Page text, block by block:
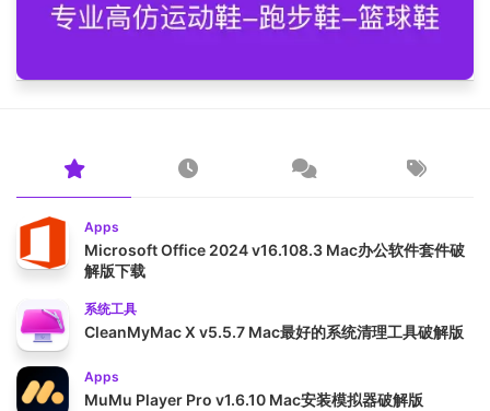
Apps
Microsoft Office 2024 v16.108.3 Mac办公软件套件破
解版下载
系统工具
CleanMyMac X v5.5.7 Mac最好的系统清理工具破解版
Apps
MuMu Player Pro v1.6.10 Mac安装模拟器破解版